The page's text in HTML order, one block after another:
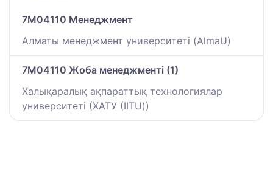
7M04110 Менеджмент
Алматы менеджмент университеті (AlmaU)
7M04110 Жоба менеджменті (1)
Халықаралық ақпараттық технологиялар
университеті (ХАТУ (IITU))